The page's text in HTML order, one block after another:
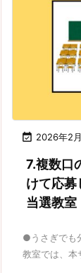
 2026年2
7.複数口
けて応募
当選教室
●うさぎでも
教室では、本